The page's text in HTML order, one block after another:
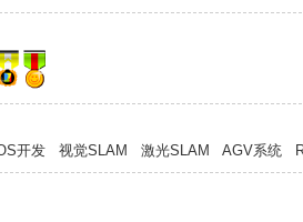
开发 视觉SLAM 激光SLAM AGV系统